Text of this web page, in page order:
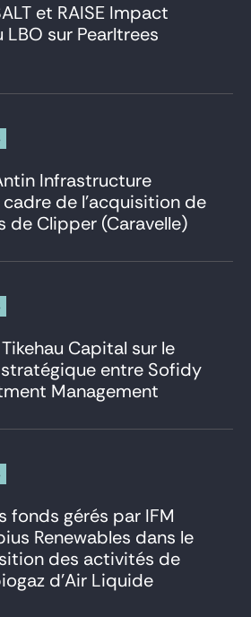
et RAISE Impact
sur Pearltrees
Infrastructure
de l’acquisition de
de Clipper (Caravelle)
Capital sur le
entre Sofidy
Management
fonds gérés par IFM
Renewables dans le
des activités de
d’Air Liquide